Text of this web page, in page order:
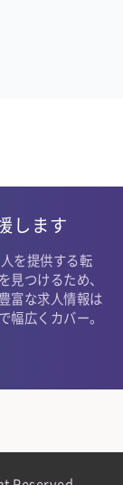
します
を提供する転
つけるため、
富な求人情報は
広くカバー。